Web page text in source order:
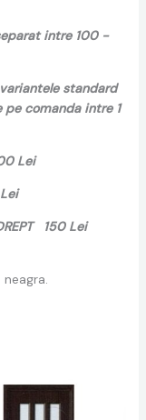
intre 100 -
standard
comanda intre 1
Lei
150 Lei